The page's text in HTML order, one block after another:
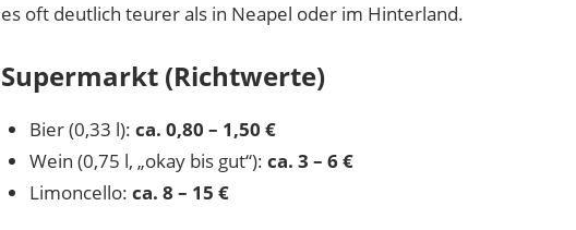
es oft deutlich teurer als in Neapel oder im Hinterland.
Supermarkt (Richtwerte)
Bier (0,33 l): ca. 0,80 – 1,50 €
Wein (0,75 l, „okay bis gut“): ca. 3 – 6 €
Limoncello: ca. 8 – 15 €